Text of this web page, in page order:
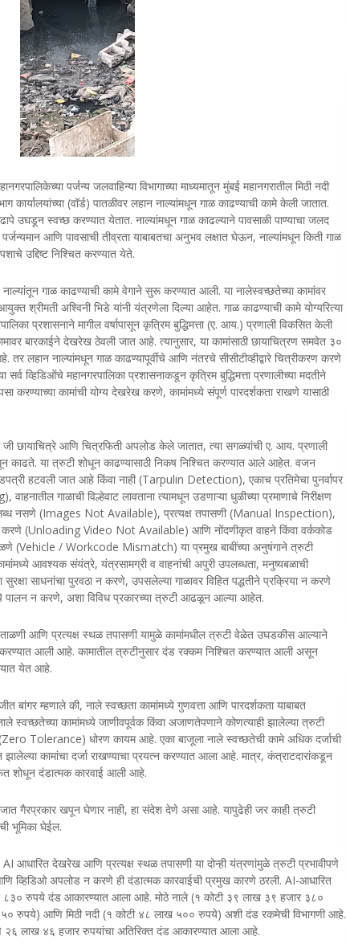
पर्जन्‍य जलवाहिन्‍या विभागाच्‍या माध्‍यमातून मुंबई महानगरातील मिठी नदी
कार्यालयांच्‍या (वॉर्ड) पातळीवर लहान नाल्‍यांमधून गाळ काढण्‍याची कामे केली जातात.
उघडून स्वच्छ करण्यात येतात. नाल्‍यांमधून गाळ काढल्‍याने पावसाळी पाण्‍याचा जलद
आणि पावसाची तीव्रता याबाबतचा अनुभव लक्षात घेऊन, नाल्‍यांमधून किती गाळ
उद्दिष्ट निश्चित करण्‍यात येते.
नाल्‍यांतून गाळ काढण्‍याची कामे वेगाने सुरू करण्‍यात आली. या नालेस्वच्छतेच्या कामांवर
श्रीमती अश्विनी भिडे यांनी यंत्रणेला दिल्या आहेत. गाळ काढण्याची कामे योग्यरित्या
प्रशासनाने मागील वर्षापासून कृत्रिम बुद्धिमत्ता (ए. आय.) प्रणाली विकसित केली
बारकाईने देखरेख ठेवली जात आहे. त्यानुसार, या कामांसाठी छायाचित्रण समवेत ३०
लहान नाल्यांमधून गाळ काढण्यापूर्वीचे आणि नंतरचे सीसीटीव्हीद्वारे चित्रीकरण करणे
सर्व व्हिडिओंचे महानगरपालिका प्रशासनाकडून कृत्रिम बुद्धिमत्ता प्रणालीच्या मदतीने
करण्याच्या कामांची योग्य देखरेख करणे, कामांमध्ये संपूर्ण पारदर्शकता राखणे यासाठी
जी छायाचित्रे आणि चित्रफिती अपलोड केले जातात, त्या सगळ्यांची ए. आय. प्रणाली
काढते. या त्रुटी शोधून काढण्यासाठी निकष निश्चित करण्यात आले आहेत. वजन
हटवली जात आहे किंवा नाही (Tarpulin Detection), एकाच प्रतिमेचा पुनर्वापर
गाळाची विल्हेवाट लावताना त्यामधून उडणाऱ्या धुळीच्या प्रमाणाचे निरीक्षण
नसणे (Images Not Available), प्रत्यक्ष तपासणी (Manual Inspection),
न करणे (Unloading Video Not Available) आणि नोंदणीकृत वाहने किंवा वर्ककोड
(Vehicle / Workcode Mismatch) या प्रमुख बाबींच्या अनुषंगाने त्रुटी
आवश्यक संयंत्रे, यंत्रसामग्री व वाहनांची अपुरी उपलब्धता, मनुष्यबळाची
साधनांचा पुरवठा न करणे, उपसलेल्या गाळावर विहित पद्धतीने प्रक्रिया न करणे
पालन न करणे, अशा विविध प्रकारच्या त्रुटी आढळून आल्या आहेत.
आणि प्रत्यक्ष स्थळ तपासणी यामुळे कामांमधील त्रुटी वेळेत उघडकीस आल्याने
करण्यात आली आहे. कामातील त्रुटीनुसार दंड रक्‍कम निश्चित करण्‍यात आली असून
येत आहे.
बांगर म्हणाले की, नाले स्वच्छता कामांमध्ये गुणवत्ता आणि पारदर्शकता याबाबत
स्वच्छतेच्या कामांमध्ये जाणीवपूर्वक किंवा अजाणतेपणाने कोणत्याही झालेल्या त्रुटी
Tolerance) धोरण कायम आहे. एका बाजूला नाले स्वच्छतेची कामे अधिक दर्जाची
कामांचा दर्जा राखण्याचा प्रयत्न करण्यात आला आहे. मात्र, कंत्राटदारांकडून
शोधून दंडात्मक कारवाई आली आहे.
गैरप्रकार खपून घेणार नाही, हा संदेश देणे असा आहे. यापुढेही जर काही त्रुटी
भूमिका घेईल.
AI आधारित देखरेख आणि प्रत्यक्ष स्थळ तपासणी या दोन्ही यंत्रणांमुळे त्रुटी प्रभावीपणे
अपलोड न करणे ही दंडात्मक कारवाईची प्रमुख कारणे ठरली. AI-आधारित
८३० रुपये दंड आकारण्यात आला आहे. मोठे नाले (१ कोटी ३९ लाख ३९ हजार ३८०
रुपये) आणि मिठी नदी (१ कोटी ४८ लाख ५०० रुपये) अशी दंड रकमेची विभागणी आहे.
२६ लाख ४६ हजार रुपयांचा अतिरिक्त दंड आकारण्यात आला आहे.